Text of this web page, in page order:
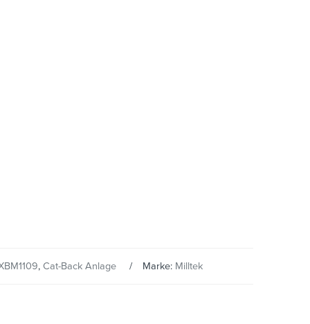
, Cat-Back Anlage Marke: Milltek